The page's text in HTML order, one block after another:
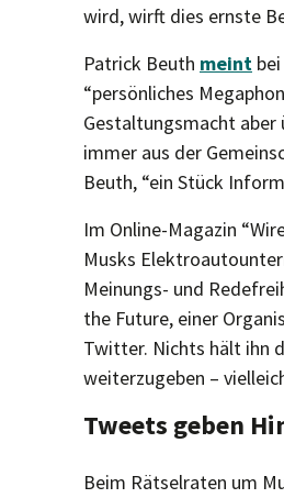
wird, wirft dies ernste
Patrick Beuth meint
“persönliches
Gestaltungsmacht aber
immer aus der
Beuth, “ein Stück
Im Online-Magazin
Musks
Meinungs- und
the Future, einer
Twitter. Nichts hält ihn
weiterzugeben –
Tweets geben
Beim Rätselraten um